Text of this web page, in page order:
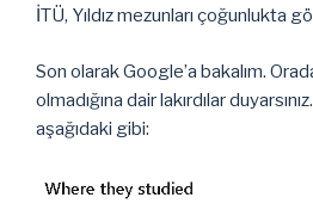
İTÜ, Yıldız mezunları çoğunlukta
Son olarak Google’a bakalım.
olmadığına dair lakırdılar
aşağıdaki gibi: